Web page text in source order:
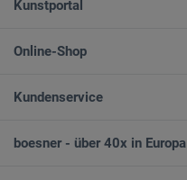
Kunstportal
Online-Shop
Kundenservice
boesner - über 40x in Europa